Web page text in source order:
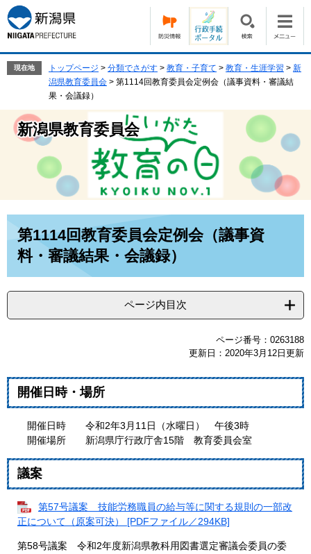
ー
ジ
の
す。
ニ
ュ
ー
し
現在地 トップページ > 分類でさがす > 教育・子育て > 教育・生涯学習 > 新
潟県教育委員会 > 第1114回教育委員会定例会（議事資料・審議結
果・会議録）
新潟県教育委員会
第1114回教育委員会定例会（議事資
料・審議結果・会議録）
ページ内目次
ページ番号：0263188
更新日：2020年3月12日更新
開催日時・場所
開催日時 令和2年3月11日（水曜日） 午後3時
開催場所 新潟県庁行政庁舎15階 教育委員会室
議案
第57号議案 技能労務職員の給与等に関する規則の一部改
正について（原案可決） [PDFファイル／294KB]
第58号議案 令和2年度新潟県教科用図書選定審議会委員の委